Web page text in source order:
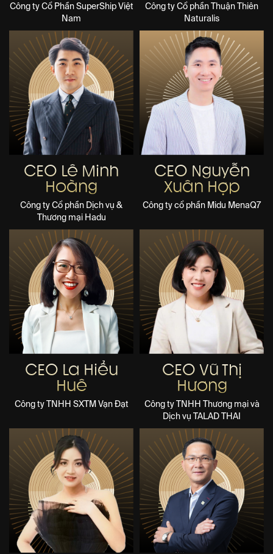
Công ty Cổ Phần SuperShip Việt
Nam
Công ty Cổ phần Thuận Thiên
Naturalis
CEO Lê Minh
Hoàng
Công ty Cổ phần Dịch vụ &
Thương mại Hadu
CEO Nguyễn
Xuân Hợp
Công ty cổ phần Midu MenaQ7
CEO La Hiểu
Huê
Công ty TNHH SXTM Vạn Đạt
CEO Vũ Thị
Hương
Công ty TNHH Thương mại và
Dịch vụ TALAD THAI